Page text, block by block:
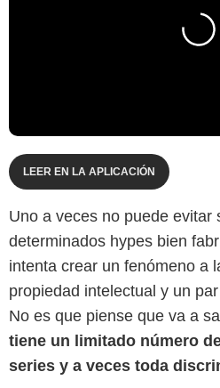
LEER EN LA APLICACIÓN
Uno a veces no puede evitar
determinados hypes bien
intenta crear un fenómeno a
propiedad intelectual y un
No es que piense que va a
tiene un limitado número
series y a veces toda